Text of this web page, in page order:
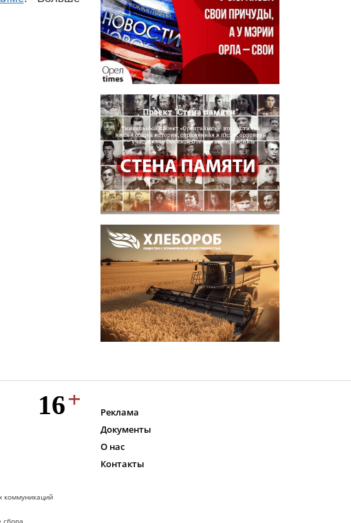
коммуникаций
Реклама
Документы
О нас
Контакты